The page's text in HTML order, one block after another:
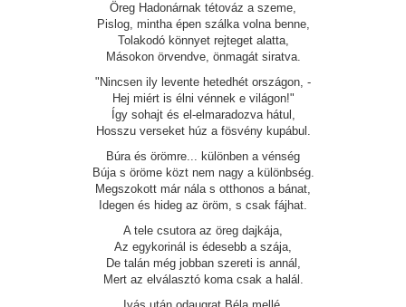
Öreg Hadonárnak tétováz a szeme,
Pislog, mintha épen szálka volna benne,
Tolakodó könnyet rejteget alatta,
Másokon örvendve, önmagát siratva.
"Nincsen ily levente hetedhét országon, -
Hej miért is élni vénnek e világon!"
Így sohajt és el-elmaradozva hátul,
Hosszu verseket húz a fösvény kupábul.
Búra és örömre... különben a vénség
Búja s öröme közt nem nagy a különbség.
Megszokott már nála s otthonos a bánat,
Idegen és hideg az öröm, s csak fájhat.
A tele csutora az öreg dajkája,
Az egykorinál is édesebb a szája,
De talán még jobban szereti is annál,
Mert az elválasztó koma csak a halál.